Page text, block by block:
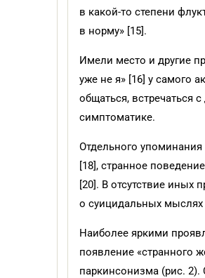
в какой-то степени
в норму» [15].
Имели место и другие
уже не я» [16] у самого
общаться, встречаться
симптоматике.
Отдельного
[18], странное
[20]. В отсутствие иных
о суицидальных мыслях
Наиболее яркими
появление «странного
паркинсонизма (рис.